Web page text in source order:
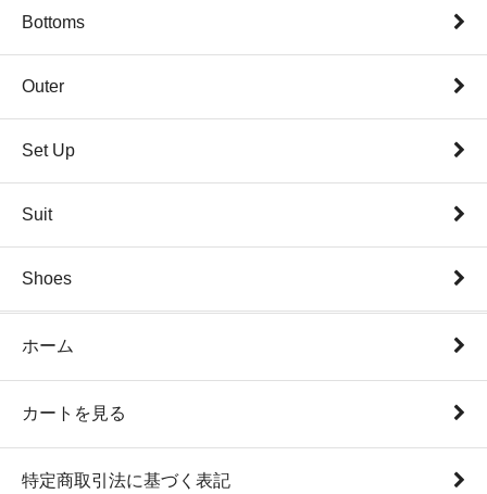
Bottoms
Outer
Set Up
Suit
Shoes
ホーム
カートを見る
特定商取引法に基づく表記